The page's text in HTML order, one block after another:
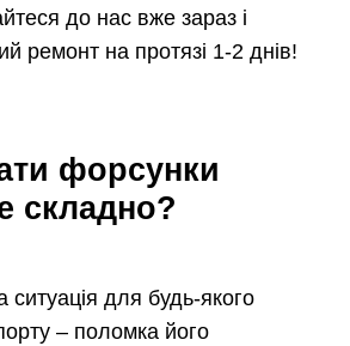
до нас вже зараз і
ремонт на протязі 1-2 днів!
форсунки
складно?
для будь-якого
– поломка його